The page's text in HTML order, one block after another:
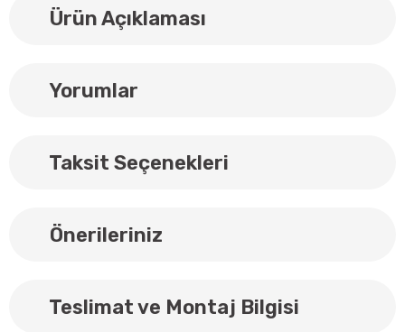
Ürün Açıklaması
Yorumlar
Taksit Seçenekleri
Önerileriniz
Teslimat ve Montaj Bilgisi